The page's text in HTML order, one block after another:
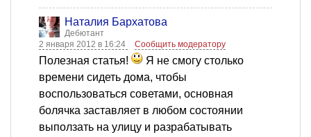
Наталия Бархатова
Дебютант
2 января 2012 в 16:24
Сообщить модератору
Полезная статья!
Я не смогу столько
времени сидеть дома, чтобы
воспользоваться советами, основная
болячка заставляет в любом состоянии
выползать на улицу и разрабатывать